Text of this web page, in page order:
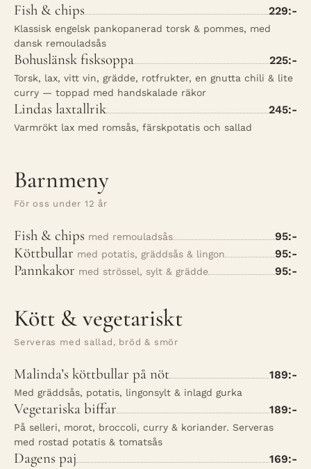
Fish & chips 229:-
Klassisk engelsk pankopanerad torsk & pommes, med
dansk remouladsås
Bohuslänsk fisksoppa 225:-
Torsk, lax, vitt vin, grädde, rotfrukter, en gnutta chili & lite
curry — toppad med handskalade räkor
Lindas laxtallrik 245:-
Varmrökt lax med romsås, färskpotatis och sallad
Barnmeny
För oss under 12 år
Fish & chips med remouladsås 95:-
Köttbullar med potatis, gräddsås & lingon 95:-
Pannkakor med strössel, sylt & grädde 95:-
Kött & vegetariskt
Serveras med sallad, bröd & smör
Malinda’s köttbullar på nöt 189:-
Med gräddsås, potatis, lingonsylt & inlagd gurka
Vegetariska biffar 189:-
På selleri, morot, broccoli, curry & koriander. Serveras
med rostad potatis & tomatsås
Dagens paj 169:-